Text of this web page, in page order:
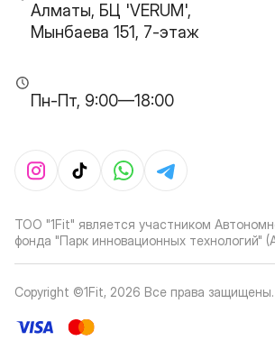
Алматы, БЦ 'VERUM',
Мынбаева 151, 7-этаж
Пн-Пт, 9:00—18:00
ТОО "1Fit" является участником
фонда "Парк инновационных технологий"
Copyright ©1Fit, 2026 Все права защищены.